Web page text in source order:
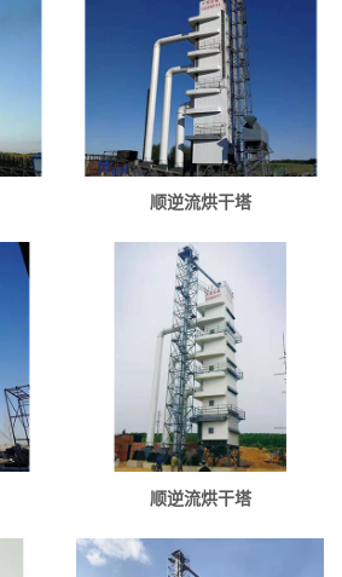
顺逆流烘干塔
顺逆流烘干塔